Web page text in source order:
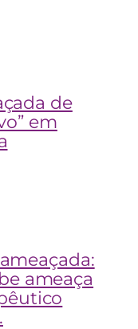
de
em
ameaça